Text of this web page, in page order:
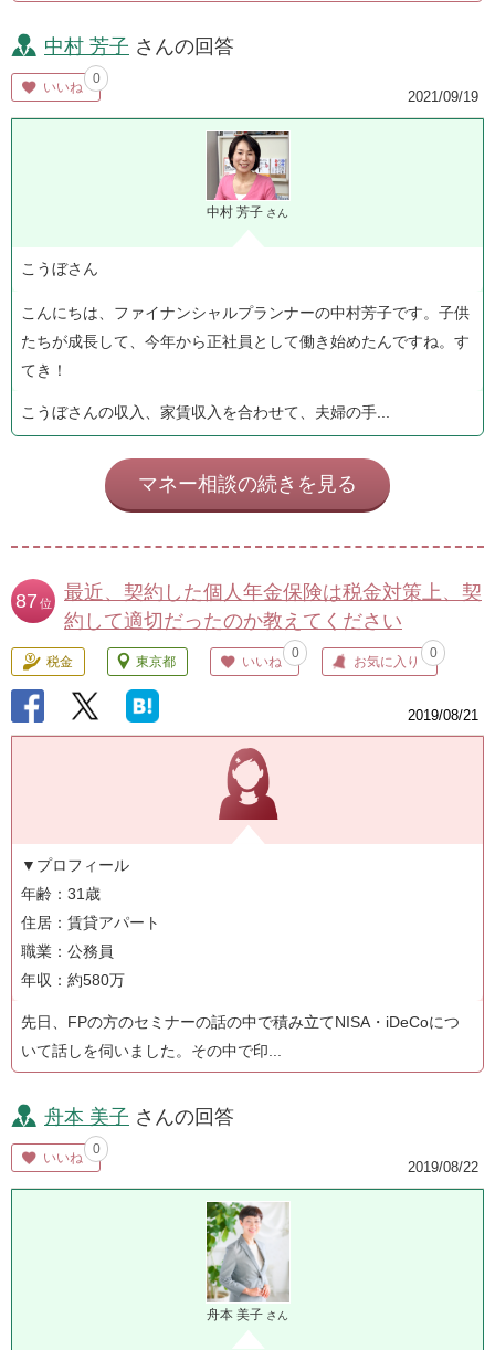
中村 芳子 さんの回答
いいね
0
2021/09/19
中村 芳子 さん
こうぼさん
こんにちは、ファイナンシャルプランナーの中村芳子です。子供
たちが成長して、今年から正社員として働き始めたんですね。す
てき！
こうぼさんの収入、家賃収入を合わせて、夫婦の手...
マネー相談の続きを見る
最近、契約した個人年金保険は税金対策上、契
約して適切だったのか教えてください
87 位
税金 東京都 いいね
0
お気に入り
0
2019/08/21
▼プロフィール
年齢：31歳
住居：賃貸アパート
職業：公務員
年収：約580万
先日、FPの方のセミナーの話の中で積み立てNISA・iDeCoにつ
いて話しを伺いました。その中で印...
舟本 美子 さんの回答
いいね
0
2019/08/22
舟本 美子 さん